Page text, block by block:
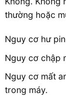
thường hoặc
Nguy cơ hư
Nguy cơ chập
Nguy cơ mất
trong máy.